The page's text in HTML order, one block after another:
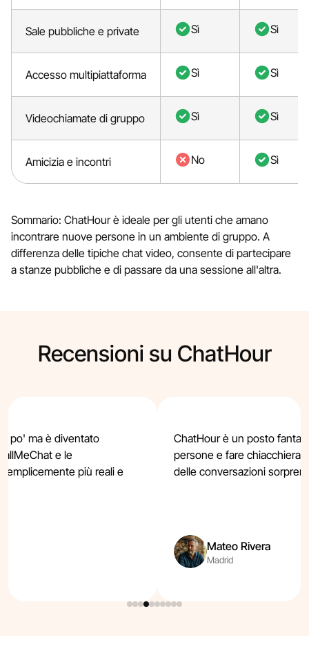
Sale pubbliche e private Sì Sì
Accesso multipiattaforma Sì Sì
Videochiamate di gruppo Sì Sì
Amicizia e incontri No Sì
Sommario: ChatHour è ideale per gli utenti che amano
incontrare nuove persone in un ambiente di gruppo. A
differenza delle tipiche chat video, consente di partecipare
a stanze pubbliche e di passare da una sessione all'altra.
Recensioni su ChatHour
po' ma è diventato
e le
più reali e
ChatHour è un posto
persone e fare
delle conversazioni
Mateo Rivera
Madrid